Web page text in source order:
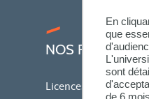
En
que
sont
de 6 mois.
NOS
Licences